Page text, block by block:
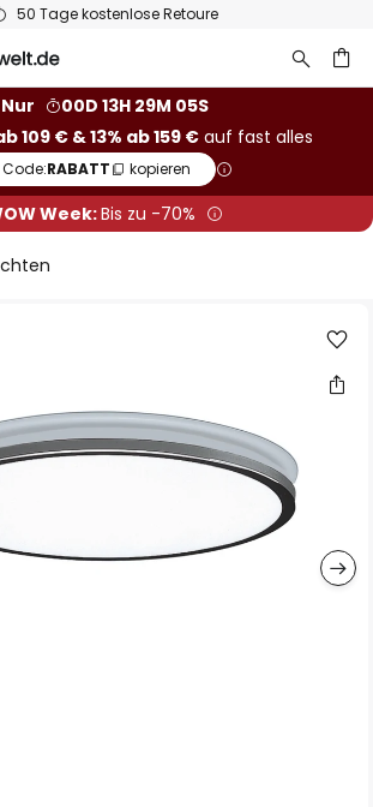
50 Tage kostenlose Retoure
Nur
00D 13H 29M 05S
109 € & 13% ab 159 €auf fast alles
Code:RABATT kopieren
Week:Bis zu -70%